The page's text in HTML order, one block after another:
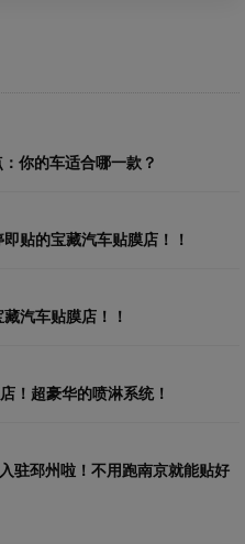
你的车适合哪一款？
贴的宝藏汽车贴膜店！！
汽车贴膜店！！
！超豪华的喷淋系统！
驻邳州啦！不用跑南京就能贴好